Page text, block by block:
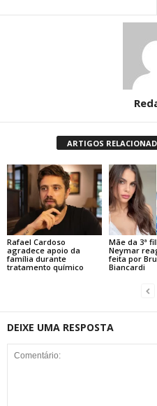
ARTIGOS
Rafael Cardoso
agradece apoio da
família durante
tratamento químico
Mãe da 3ª
Neymar
feita por
Biancardi
DEIXE UMA RESPOSTA